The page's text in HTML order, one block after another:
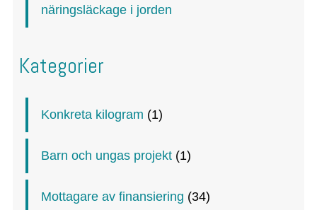
näringsläckage i jorden
Kategorier
Konkreta kilogram (1)
Barn och ungas projekt (1)
Mottagare av finansiering (34)